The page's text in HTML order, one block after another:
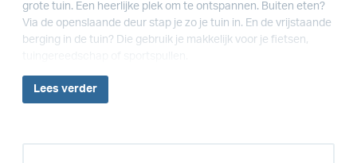
grote tuin. Een heerlijke plek om te ontspannen. Buiten eten?
Via de openslaande deur stap je zo je tuin in. En de vrijstaande
berging in de tuin? Die gebruik je makkelijk voor je fietsen,
Lees verder